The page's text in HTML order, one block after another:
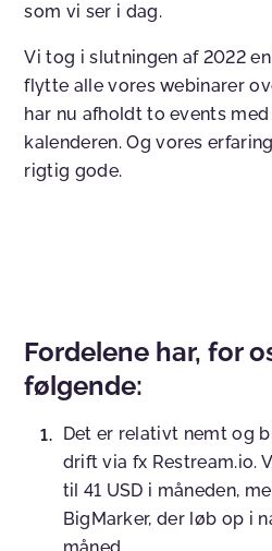
som vi ser i dag.
Vi tog i slutningen af 2022
flytte alle vores webinarer
har nu afholdt to events
kalenderen. Og vores
rigtig gode.
Fordelene har, for
følgende:
Det er relativt nemt og
drift via fx Restream.io.
til 41 USD i måneden,
BigMarker, der løb op i